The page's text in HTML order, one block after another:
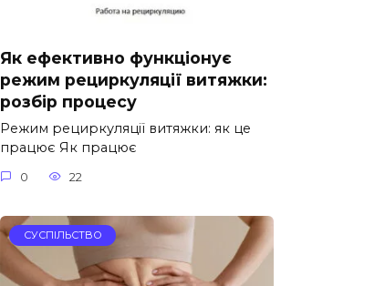
Як ефективно функціонує
режим рециркуляції витяжки:
розбір процесу
Режим рециркуляції витяжки: як це
працює Як працює
0 22
СУСПІЛЬСТВО